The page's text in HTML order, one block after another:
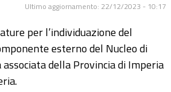
Ultimo aggiornamento: 22/12/2023 - 10:17
per l’individuazione del
esterno del Nucleo di
della Provincia di Imperia